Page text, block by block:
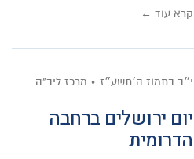
קרא עוד ←
י״ב בתמוז ה׳תשע״ז מרכז ליב"ה
יום ירושלים ברחבה
הדרומית